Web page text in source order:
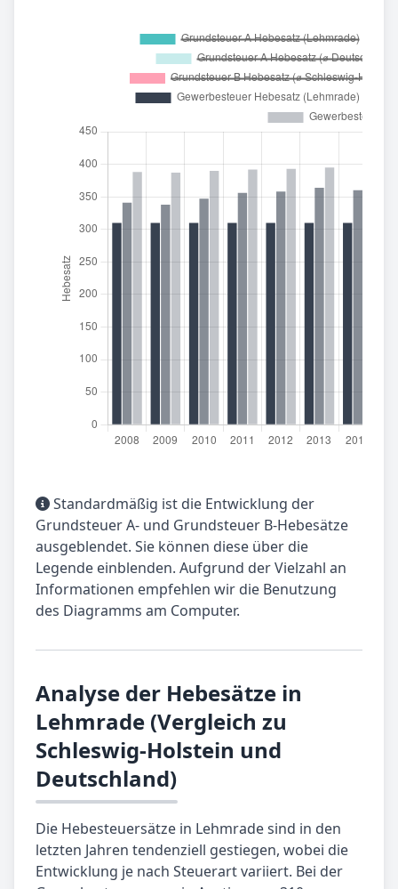
Standardmäßig ist die Entwicklung der
Grundsteuer A- und Grundsteuer B-Hebesätze
ausgeblendet. Sie können diese über die
Legende einblenden. Aufgrund der Vielzahl an
Informationen empfehlen wir die Benutzung
des Diagramms am Computer.
Analyse der Hebesätze in
Lehmrade (Vergleich zu
Schleswig-Holstein und
Deutschland)
Die Hebesteuersätze in Lehmrade sind in den
letzten Jahren tendenziell gestiegen, wobei die
Entwicklung je nach Steuerart variiert. Bei der